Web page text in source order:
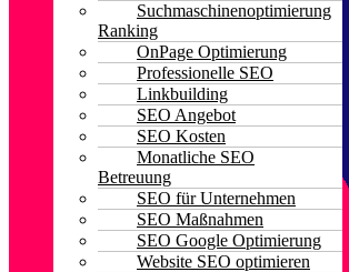
Suchmaschinenoptimierung
Ranking
OnPage Optimierung
Professionelle SEO
Linkbuilding
SEO Angebot
SEO Kosten
Monatliche SEO
Betreuung
SEO für Unternehmen
SEO Maßnahmen
SEO Google Optimierung
Website SEO optimieren